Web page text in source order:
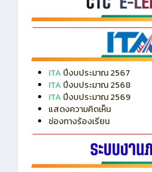
ITA ปีงบประมาณ 2567
ITA ปีงบประมาณ 2568
ITA ปีงบประมาณ 2569
แสดงความคิดเห็น
ช่องทางร้องเรียน